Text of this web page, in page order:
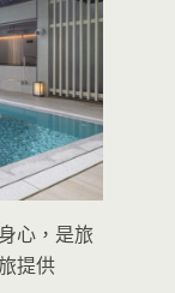
心，是旅
提供